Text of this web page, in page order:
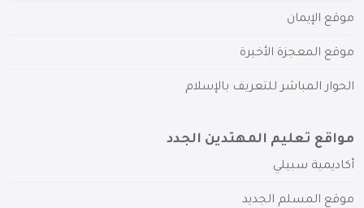
موقع الإيمان
موقع المعجزة الأخيرة
الحوار المباشر للتعريف بالإسلام
مواقع تعليم المهتدين الجدد
أكاديمية سبيلي
موقع المسلم الجديد